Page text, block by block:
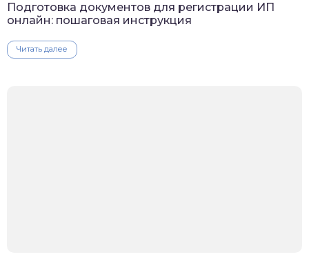
Подготовка документов для регистрации ИП
онлайн: пошаговая инструкция
Читать далее